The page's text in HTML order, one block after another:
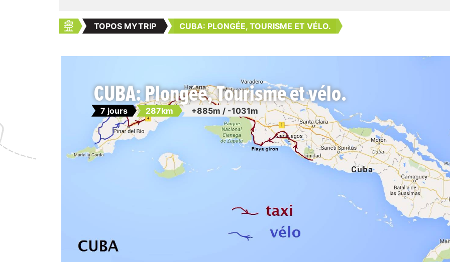
TOPOS MYTRIP CUBA: PLONGÉE, TOURISME ET VÉLO.
CUBA: Plongée, Tourisme et vélo.
7 jours 287km +885m / -1031m